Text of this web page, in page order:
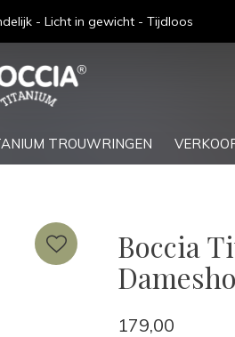
TROUWRINGEN
bestellingen boven de €75,-
Boccia
179,00